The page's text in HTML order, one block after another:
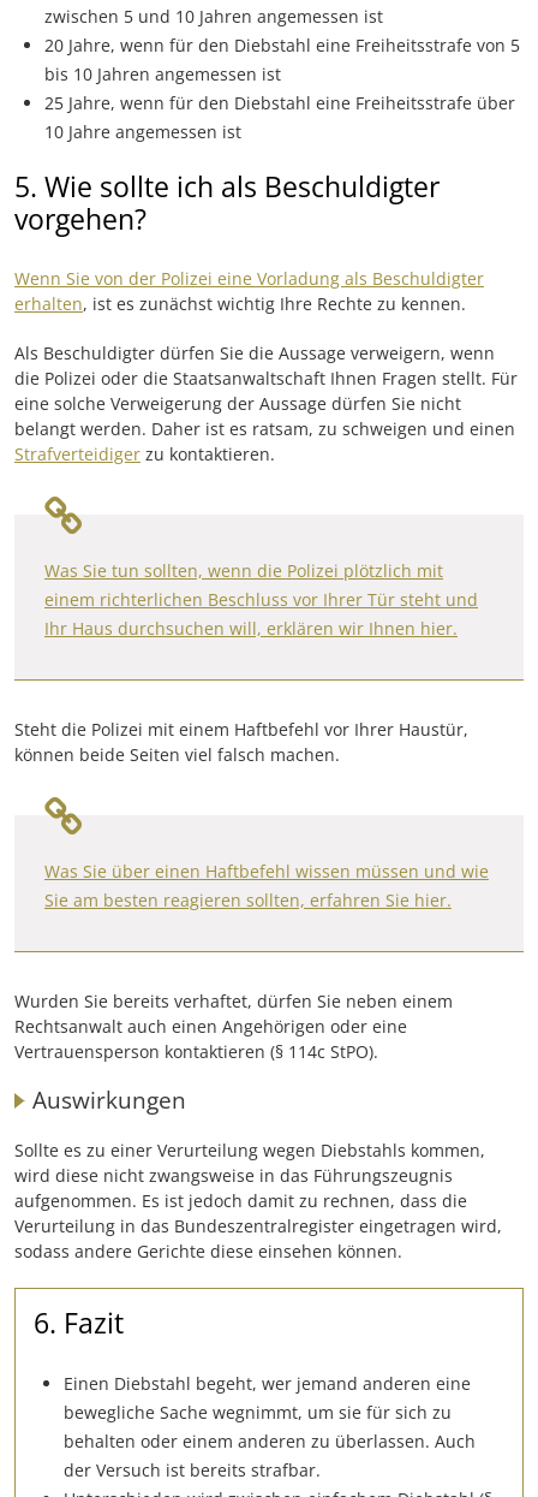
zwischen 5 und 10 Jahren angemessen ist
20 Jahre, wenn für den Diebstahl eine Freiheitsstrafe von 5
bis 10 Jahren angemessen ist
25 Jahre, wenn für den Diebstahl eine Freiheitsstrafe über
10 Jahre angemessen ist
5. Wie sollte ich als Beschuldigter
vorgehen?
Wenn Sie von der Polizei eine Vorladung als Beschuldigter
erhalten, ist es zunächst wichtig Ihre Rechte zu kennen.
Als Beschuldigter dürfen Sie die Aussage verweigern, wenn
die Polizei oder die Staatsanwaltschaft Ihnen Fragen stellt. Für
eine solche Verweigerung der Aussage dürfen Sie nicht
belangt werden. Daher ist es ratsam, zu schweigen und einen
Strafverteidiger zu kontaktieren.
Was Sie tun sollten, wenn die Polizei plötzlich mit
einem richterlichen Beschluss vor Ihrer Tür steht und
Ihr Haus durchsuchen will, erklären wir Ihnen hier.
Steht die Polizei mit einem Haftbefehl vor Ihrer Haustür,
können beide Seiten viel falsch machen.
Was Sie über einen Haftbefehl wissen müssen und wie
Sie am besten reagieren sollten, erfahren Sie hier.
Wurden Sie bereits verhaftet, dürfen Sie neben einem
Rechtsanwalt auch einen Angehörigen oder eine
Vertrauensperson kontaktieren (§ 114c StPO).
Auswirkungen
Sollte es zu einer Verurteilung wegen Diebstahls kommen,
wird diese nicht zwangsweise in das Führungszeugnis
aufgenommen. Es ist jedoch damit zu rechnen, dass die
Verurteilung in das Bundeszentralregister eingetragen wird,
sodass andere Gerichte diese einsehen können.
6. Fazit
Einen Diebstahl begeht, wer jemand anderen eine
bewegliche Sache wegnimmt, um sie für sich zu
behalten oder einem anderen zu überlassen. Auch
der Versuch ist bereits strafbar.